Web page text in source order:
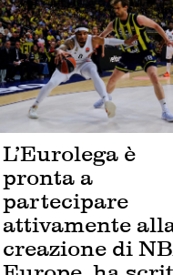
L’Eurolega è
pronta a
partecipare
attivamente
creazione di